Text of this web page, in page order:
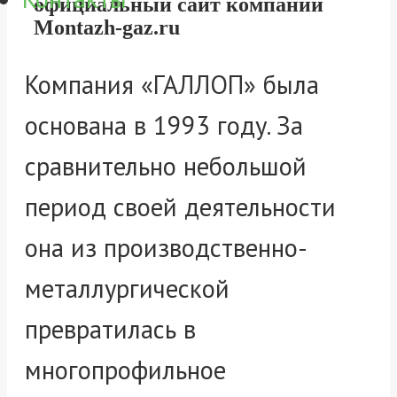
официальный сайт компании
Montazh-gaz.ru
Компания «ГАЛЛОП» была
основана в 1993 году. За
сравнительно небольшой
период своей деятельности
она из производственно-
металлургической
превратилась в
многопрофильное